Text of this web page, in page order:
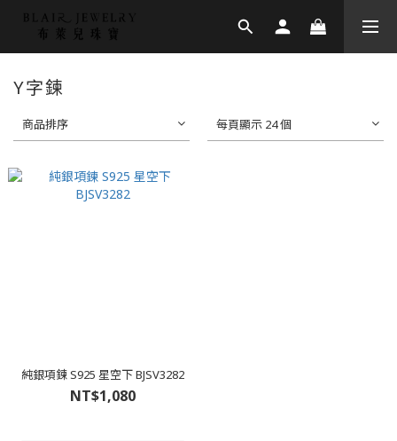
Y字鍊
商品排序 每頁顯示 24 個
純銀項鍊 S925 星空下 BJSV3282
NT$1,080